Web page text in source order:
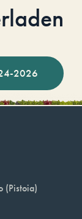
2026
(Pistoia)